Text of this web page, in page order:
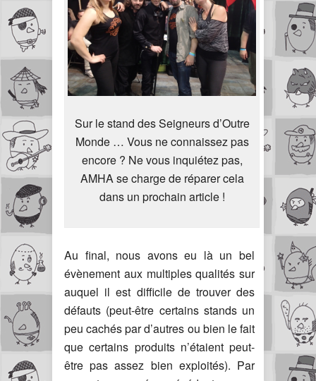
Sur le stand des Seigneurs d’Outre
Monde … Vous ne connaissez pas
encore ? Ne vous inquiétez pas,
AMHA se charge de réparer cela
dans un prochain article !
Au final, nous avons eu là un bel
évènement aux multiples qualités sur
auquel il est difficile de trouver des
défauts (peut-être certains stands un
peu cachés par d’autres ou bien le fait
que certains produits n’étaient peut-
être pas assez bien exploités). Par